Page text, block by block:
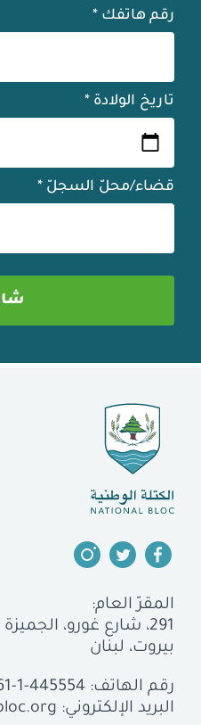
رقم هاتفك *
تاريخ الولادة *
قضاء/محلّ السجلّ *
المقرّ العام:
291، شارع غورو، الجميزة
بيروت، لبنان
رقم الهاتف: 1-445554
البريد الإلكتروني: